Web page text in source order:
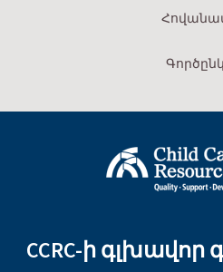
CCRC-ի